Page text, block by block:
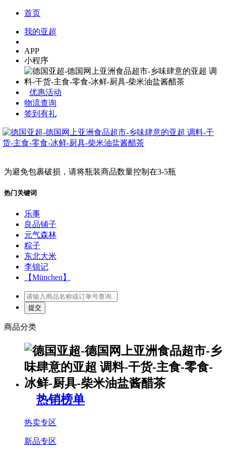
首页
我的亚超
APP
小程序
优惠活动
物流查询
签到有礼
为避免包裹破损，请将瓶装商品数量控制在3-5瓶
热门关键词
乐事
良品铺子
元气森林
粽子
东北大米
李锦记
【München】
商品分类
热销榜单
热卖专区
新品专区